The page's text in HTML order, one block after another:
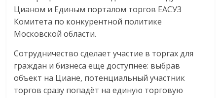
Цианом и Единым порталом торгов ЕАСУЗ
Комитета по конкурентной политике
Московской области.
Сотрудничество сделает участие в торгах для
граждан и бизнеса еще доступнее: выбрав
объект на Циане, потенциальный участник
торгов сразу попадёт на единую торговую